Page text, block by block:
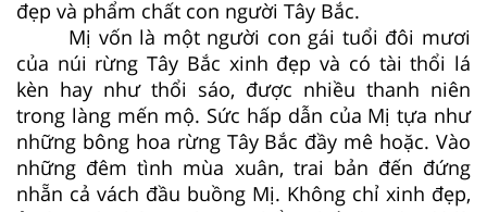
đẹp và phẩm chất con người Tây Bắc.
Mị vốn là một người con gái tuổi đôi mươi
của núi rừng Tây Bắc xinh đẹp và có tài thổi lá
kèn hay như thổi sáo, được nhiều thanh niên
trong làng mến mộ. Sức hấp dẫn của Mị tựa như
những bông hoa rừng Tây Bắc đầy mê hoặc. Vào
những đêm tình mùa xuân, trai bản đến đứng
nhẵn cả vách đầu buồng Mị. Không chỉ xinh đẹp,